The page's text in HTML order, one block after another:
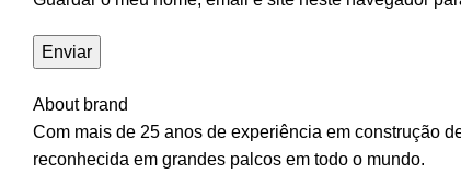
About brand
Com mais de 25 anos de experiência em construção
reconhecida em grandes palcos em todo o mundo.